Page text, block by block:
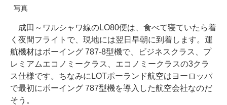
写真
成田～ワルシャワ線のLO80便は、食べて寝ていたら着
く夜間フライトで、現地には翌日早朝に到着します。運
航機材はボーイング 787-8型機で、ビジネスクラス、プ
レミアムエコノミークラス、エコノミークラスの3クラ
ス仕様です。ちなみにLOTポーランド航空はヨーロッパ
で最初にボーイング 787型機を導入した航空会社なのだ
そう。